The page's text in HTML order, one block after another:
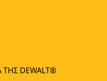
ΤΗΣ DEWALT®